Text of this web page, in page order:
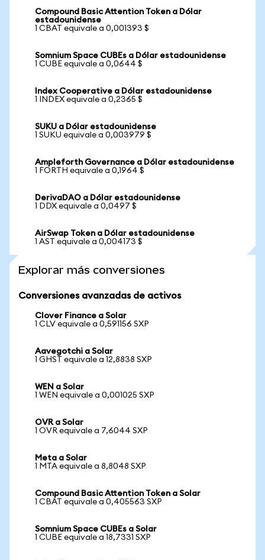
Compound Basic Attention Token a Dólar
estadounidense
1 CBAT equivale a 0,001393 $
Somnium Space CUBEs a Dólar estadounidense
1 CUBE equivale a 0,0644 $
Index Cooperative a Dólar estadounidense
1 INDEX equivale a 0,2365 $
SUKU a Dólar estadounidense
1 SUKU equivale a 0,003979 $
Ampleforth Governance a Dólar estadounidense
1 FORTH equivale a 0,1964 $
DerivaDAO a Dólar estadounidense
1 DDX equivale a 0,0497 $
AirSwap Token a Dólar estadounidense
1 AST equivale a 0,004173 $
Explorar más conversiones
Conversiones avanzadas de activos
Clover Finance a Solar
1 CLV equivale a 0,591156 SXP
Aavegotchi a Solar
1 GHST equivale a 12,8838 SXP
WEN a Solar
1 WEN equivale a 0,001025 SXP
OVR a Solar
1 OVR equivale a 7,6044 SXP
Meta a Solar
1 MTA equivale a 8,8048 SXP
Compound Basic Attention Token a Solar
1 CBAT equivale a 0,405563 SXP
Somnium Space CUBEs a Solar
1 CUBE equivale a 18,7331 SXP